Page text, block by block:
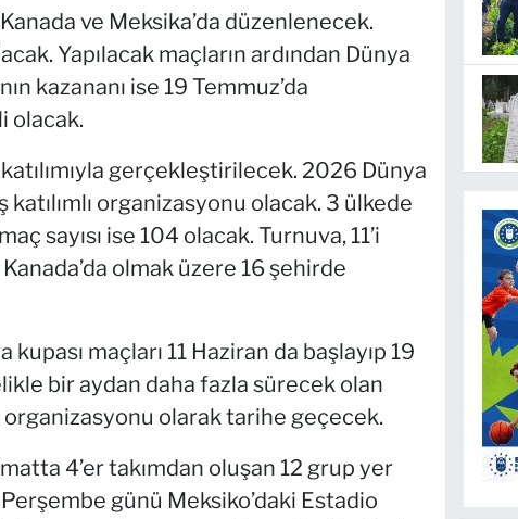
ve Meksika’da düzenlenecek.
Yapılacak maçların ardından Dünya
kazananı ise 19 Temmuz’da
olacak.
gerçekleştirilecek. 2026 Dünya
organizasyonu olacak. 3 ülkede
sayısı ise 104 olacak. Turnuva, 11’i
olmak üzere 16 şehirde
maçları 11 Haziran da başlayıp 19
bir aydan daha fazla sürecek olan
organizasyonu olarak tarihe geçecek.
4’er takımdan oluşan 12 grup yer
Perşembe günü Meksiko’daki Estadio